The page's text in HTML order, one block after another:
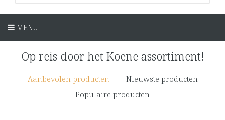
MENU
Op reis door het Koene assortiment!
Aanbevolen producten
Nieuwste producten
Populaire producten